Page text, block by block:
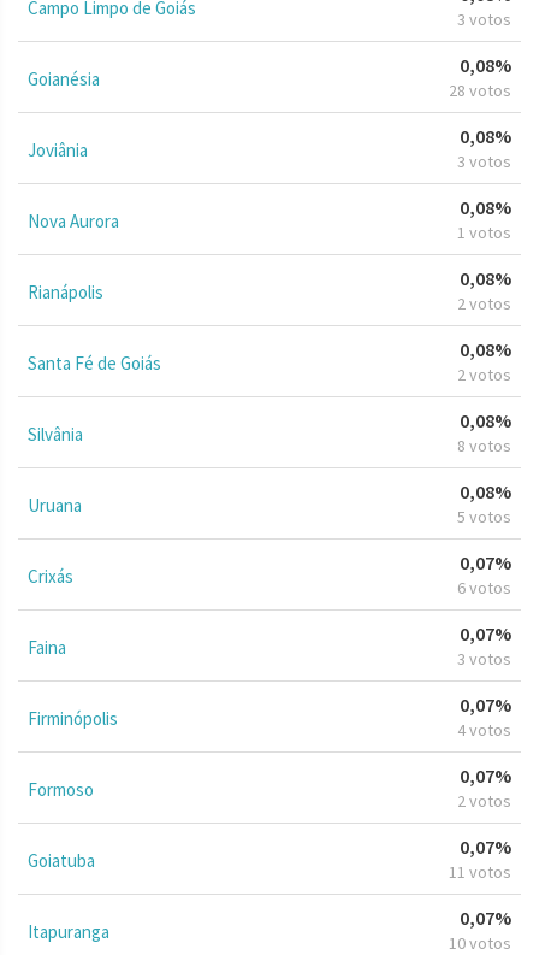
Campo Limpo de Goiás 3 votos
Goianésia
0,08%
28 votos
Joviânia
0,08%
3 votos
Nova Aurora
0,08%
1 votos
Rianápolis
0,08%
2 votos
Santa Fé de Goiás
0,08%
2 votos
Silvânia
0,08%
8 votos
Uruana
0,08%
5 votos
Crixás
0,07%
6 votos
Faina
0,07%
3 votos
Firminópolis
0,07%
4 votos
Formoso
0,07%
2 votos
Goiatuba
0,07%
11 votos
Itapuranga
0,07%
10 votos